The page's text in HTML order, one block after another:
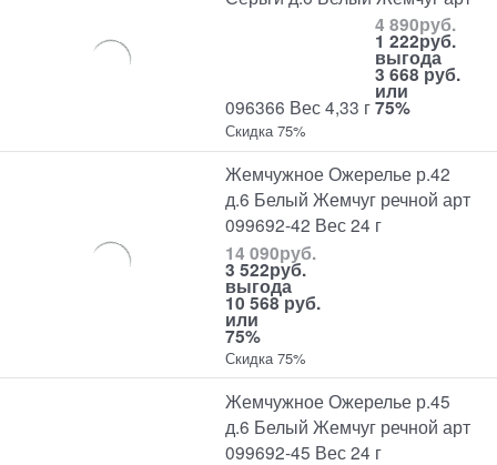
096366 Вес 4,33 г
4 890руб.
1 222руб.
выгода
3 668 руб.
или
75%
Скидка 75%
Жемчужное Ожерелье р.42
д.6 Белый Жемчуг речной арт
099692-42 Вес 24 г
14 090руб.
3 522руб.
выгода
10 568 руб.
или
75%
Скидка 75%
Жемчужное Ожерелье р.45
д.6 Белый Жемчуг речной арт
099692-45 Вес 24 г